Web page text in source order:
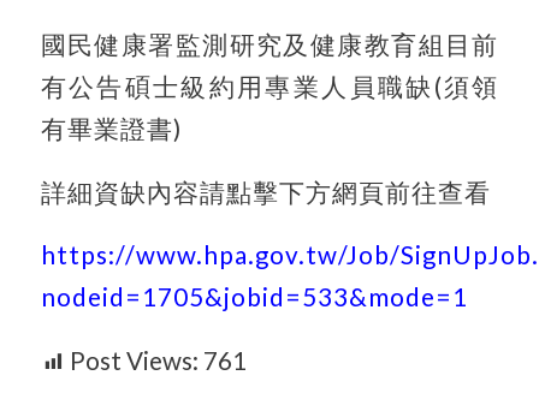
國民健康署監測研究及健康教育組目前
有公告碩士級約用專業人員職缺(須領
有畢業證書)
詳細資缺內容請點擊下方網頁前往查看
https://www.hpa.gov.tw/Job/
nodeid=1705&jobid=533&mode=1
Post Views: 761